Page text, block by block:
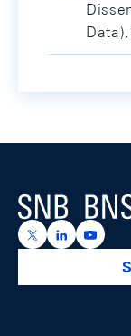
Logo
https://x.com/
https://